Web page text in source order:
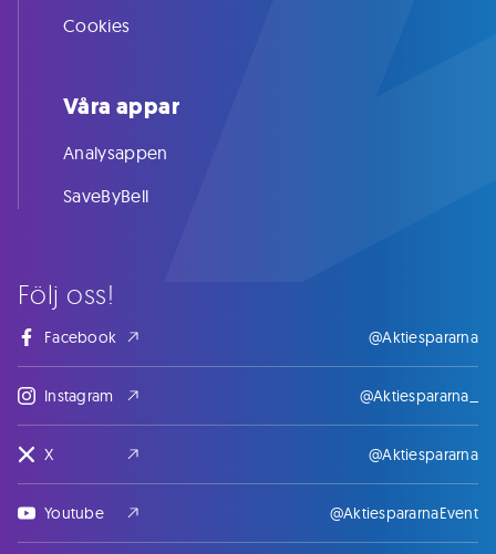
Följ oss!
Facebook @Aktiespararna
Instagram @Aktiespararna_
X @Aktiespararna
Youtube @AktiespararnaEvent
Cookies
Våra appar
Analysappen
SaveByBell